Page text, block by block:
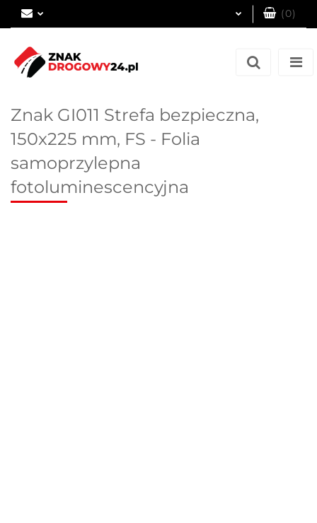
(0)
Znak GI011 Strefa bezpieczna,
150x225 mm, FS - Folia
samoprzylepna
fotoluminescencyjna